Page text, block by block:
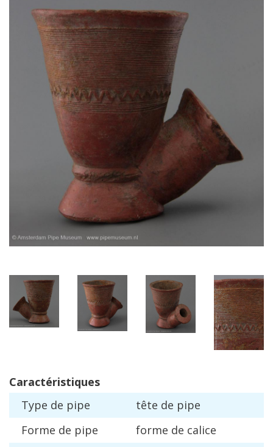
Caractéristiques
Type de pipe tête de pipe
Forme de pipe forme de calice